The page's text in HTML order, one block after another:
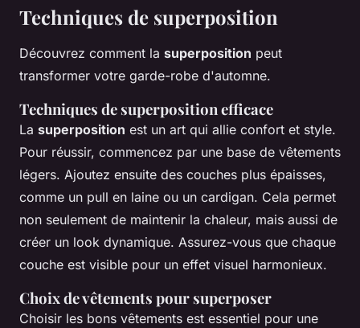
Techniques de superposition
Découvrez comment la superposition peut
transformer votre garde-robe d'automne.
Techniques de superposition efficace
La superposition est un art qui allie confort et style.
Pour réussir, commencez par une base de vêtements
légers. Ajoutez ensuite des couches plus épaisses,
comme un pull en laine ou un cardigan. Cela permet
non seulement de maintenir la chaleur, mais aussi de
créer un look dynamique. Assurez-vous que chaque
couche est visible pour un effet visuel harmonieux.
Choix de vêtements pour superposer
Choisir les bons vêtements est essentiel pour une